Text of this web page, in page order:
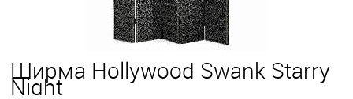
Ширма Hollywood Swank Starry
Night